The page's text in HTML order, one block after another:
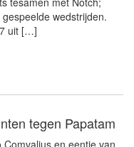
en eentje van
stadion met 3 – 1
stond Transvaal reeds
da Silva werd niet goed
[…]